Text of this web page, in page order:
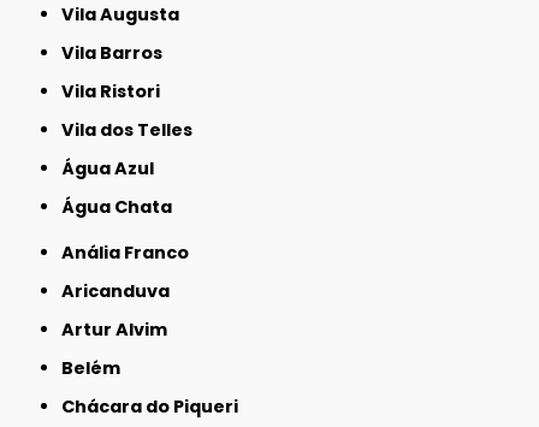
Vila Augusta
Vila Barros
Vila Ristori
Vila dos Telles
Água Azul
Água Chata
Anália Franco
Aricanduva
Artur Alvim
Belém
Chácara do Piqueri